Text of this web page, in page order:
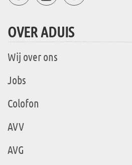
OVER ADUIS
Wij over ons
Jobs
Colofon
AVV
AVG